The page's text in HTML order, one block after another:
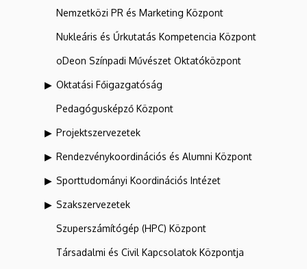
Nemzetközi PR és Marketing Központ
Nukleáris és Űrkutatás Kompetencia Központ
oDeon Színpadi Művészet Oktatóközpont
Oktatási Főigazgatóság
Pedagógusképző Központ
Projektszervezetek
Rendezvénykoordinációs és Alumni Központ
Sporttudományi Koordinációs Intézet
Szakszervezetek
Szuperszámítógép (HPC) Központ
Társadalmi és Civil Kapcsolatok Központja